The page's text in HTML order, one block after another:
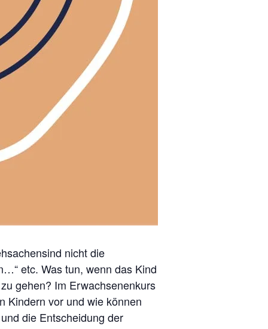
nicht die
etc. Was tun, wenn das Kind
gehen? Im Erwachsenenkurs
Kindern vor und wie können
die Entscheidung der